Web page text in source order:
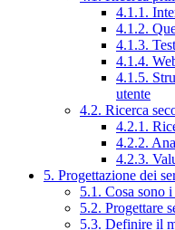
4.1.1.
4.1.2.
4.1.3.
4.1.4.
4.1.5.
utente
4.2. Ricerca
4.2.1.
4.2.2.
4.2.3.
5. Progettazione dei
5.1. Cosa sono
5.2. Progettare
5.3. Definire il